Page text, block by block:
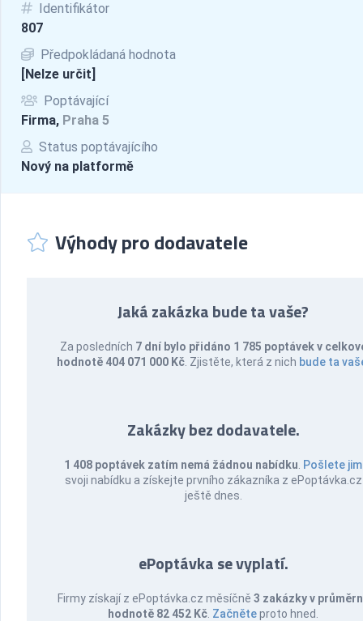
Identifikátor
807
Předpokládaná hodnota
[Nelze určit]
Poptávající
Firma, Praha 5
Status poptávajícího
Nový na platformě
Výhody pro dodavatele
Jaká zakázka bude ta vaše?
Za posledních 7 dní bylo přidáno 1 785 poptávek v
hodnotě 404 071 000 Kč . Zjistěte, která z nich bude ta
Zakázky bez dodavatele.
1 408 poptávek zatím nemá žádnou nabídku Pošlete jim
svoji nabídku a získejte prvního zákazníka z ePoptávka.cz
ještě dnes.
ePoptávka se vyplatí.
Firmy získají z ePoptávka.cz měsíčně 3 zakázky v
hodnotě 82 452 Kč Začněteproto hned.